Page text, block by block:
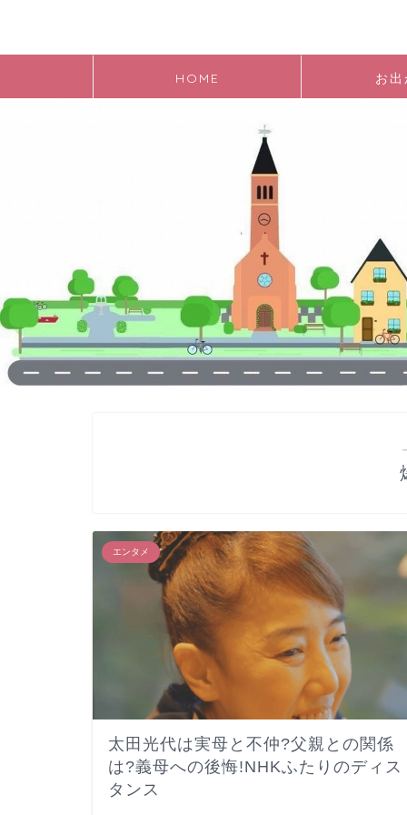
HOME お出
エンタメ
太田光代は実母と不仲?父親との関係
は?義母への後悔!NHKふたりのディス
タンス